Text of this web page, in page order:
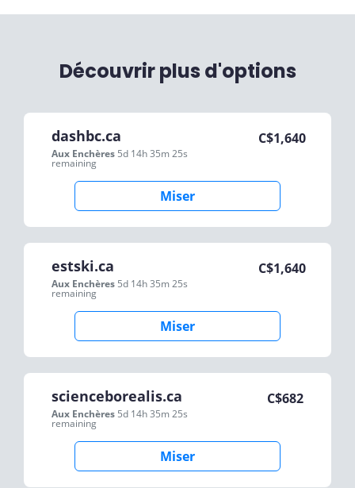
Découvrir plus d'options
dashbc.ca
Aux Enchères 5d 14h 35m 25s
remaining
C$1,640
Miser
estski.ca
Aux Enchères 5d 14h 35m 25s
remaining
C$1,640
Miser
scienceborealis.ca
Aux Enchères 5d 14h 35m 25s
remaining
C$682
Miser